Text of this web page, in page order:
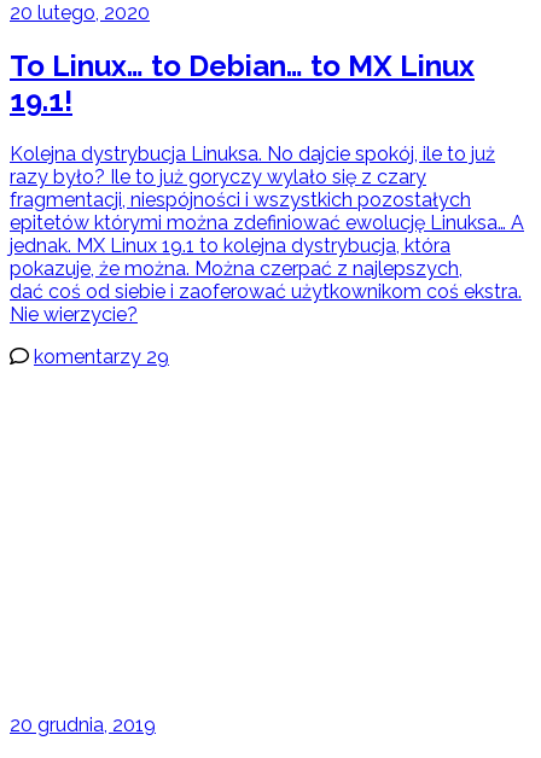
20 lutego, 2020
To Linux… to Debian… to MX Linux
19.1!
Kolejna dystrybucja Linuksa. No dajcie spokój, ile to już
razy było? Ile to już goryczy wylało się z czary
fragmentacji, niespójności i wszystkich pozostałych
epitetów którymi można zdefiniować ewolucję Linuksa… A
jednak. MX Linux 19.1 to kolejna dystrybucja, która
pokazuje, że można. Można czerpać z najlepszych,
dać coś od siebie i zaoferować użytkownikom coś ekstra.
Nie wierzycie?
komentarzy 29
20 grudnia, 2019